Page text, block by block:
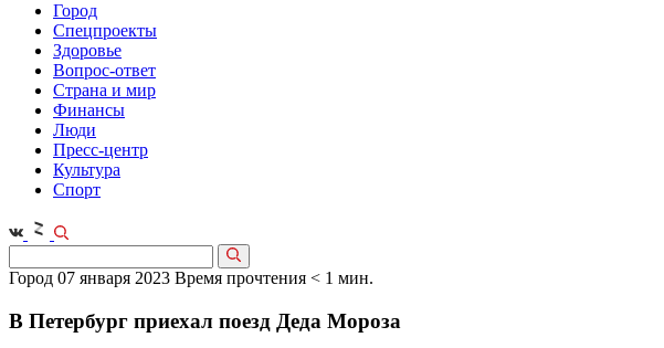
Город
Спецпроекты
Здоровье
Вопрос-ответ
Страна и мир
Финансы
Люди
Пресс-центр
Культура
Спорт
Город 07 января 2023 Время прочтения < 1 мин.
В Петербург приехал поезд Деда Мороза